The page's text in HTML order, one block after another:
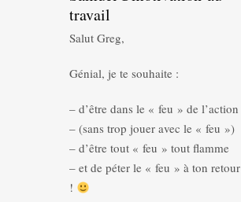
travail
Salut Greg,
Génial, je te souhaite :
– d’être dans le « feu » de l’action
– (sans trop jouer avec le « feu »)
– d’être tout « feu » tout flamme
– et de péter le « feu » à ton retour
!